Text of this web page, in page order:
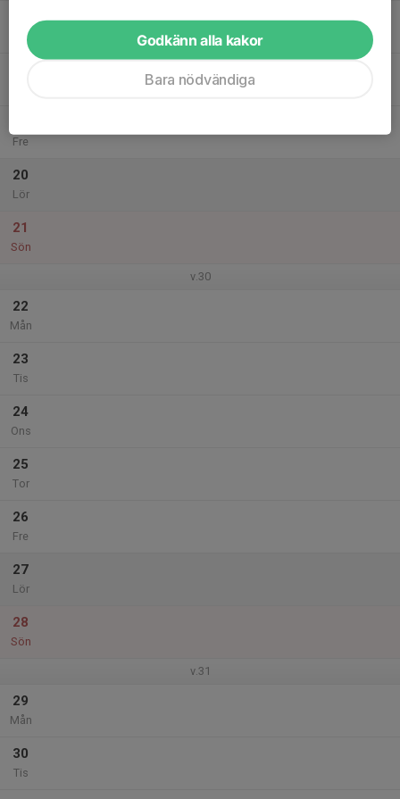
Ons
Fre
20
Lör
21
Sön
v.30
22
Mån
23
Tis
24
Ons
25
Tor
26
Fre
27
Lör
28
Sön
v.31
29
Mån
30
Tis
Godkänn alla kakor
Bara nödvändiga